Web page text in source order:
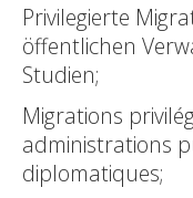
Privilegierte
öffentlichen
Studien;
Migrations
administrations
diplomatiques;